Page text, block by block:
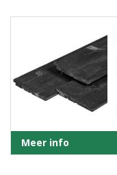
Meer info